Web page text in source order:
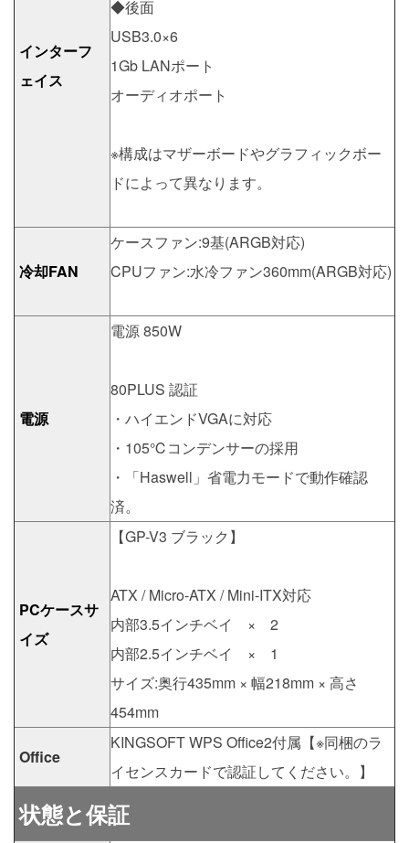
インターフ
ェイス
◆後面
USB3.0×6
1Gb LANポート
オーディオポート
※構成はマザーボードやグラフィックボー
ドによって異なります。
冷却FAN
ケースファン:9基(ARGB対応)
CPUファン:水冷ファン360mm(ARGB対応)
電源
電源 850W
80PLUS 認証
・ハイエンドVGAに対応
・105℃コンデンサーの採用
・「Haswell」省電力モードで動作確認
済。
PCケースサ
イズ
【GP-V3 ブラック】
ATX / Micro-ATX / Mini-ITX対応
内部3.5インチベイ × 2
内部2.5インチベイ × 1
サイズ:奥行435mm × 幅218mm × 高さ
454mm
Office
KINGSOFT WPS Office2付属【※同梱のラ
イセンスカードで認証してください。】
状態と保証